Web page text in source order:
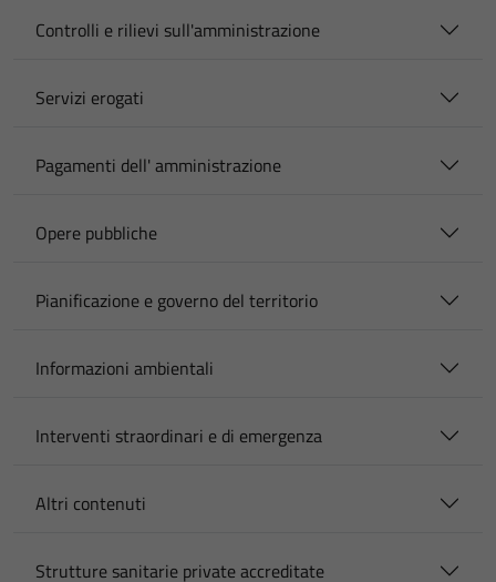
Controlli e rilievi sull'amministrazione
Servizi erogati
Pagamenti dell' amministrazione
Opere pubbliche
Pianificazione e governo del territorio
Informazioni ambientali
Interventi straordinari e di emergenza
Altri contenuti
Strutture sanitarie private accreditate